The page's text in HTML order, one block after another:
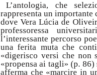
L’antologia, che
rappresenta un
dove Vera Lúcia de
professoressa
l’interessante percorso
una ferita muta che
«digerisco versi che non
«propensa ai tagli» (p.
afferma che «marcire in